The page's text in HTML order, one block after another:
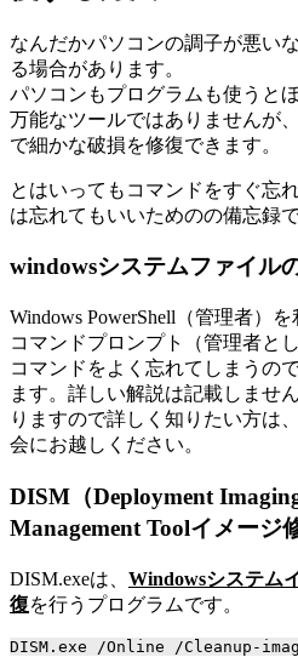
なんだかパソコンの調子が悪い
る場合があります。
パソコンもプログラムも使うと
万能なツールではありませんが
で細かな破損を修復できます。
とはいってもコマンドをすぐ忘
は忘れてもいいためのの備忘録で
windowsシステムファイル
Windows PowerShell（管理者）
コマンドプロンプト（管理者と
コマンドをよく忘れてしまうの
ます。詳しい解説は記載しませ
りますので詳しく知りたい方は
会にお越しください。
DISM（Deployment
Management Toolイメージ
DISM.exeは、 Windowsシステム
復を行うプログラムです。
DISM.exe /Online /Cleanup-